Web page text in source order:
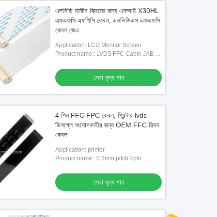
এলসিডি মনিটর স্ক্রিনের জন্য এফআই X30HL
এফএফসি এফপিসি কেবল, এলভিডিএস এফএফসি
কেবল জেএ
Application: LCD Monitor Screen
Product name:: LVDS FFC Cable JAE FI-
Monitor Screen
সেরা মূল্য পান
4 পিন FFC FPC কেবল, প্রিন্টার lvds
ডিসপ্লে সংযোগকারীর জন্য OEM FFC রিবন
কেবল
Application: printer
Product name:: 0.5mm pitch 4pin
সেরা মূল্য পান